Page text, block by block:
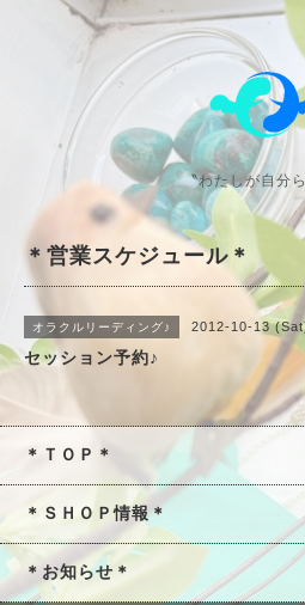
〝わたしが自分
＊営業スケジュール＊
オラクルリーディング♪ 2012-10-13
セッション予約♪
＊ＴＯＰ＊
＊ＳＨＯＰ情報＊
＊お知らせ＊